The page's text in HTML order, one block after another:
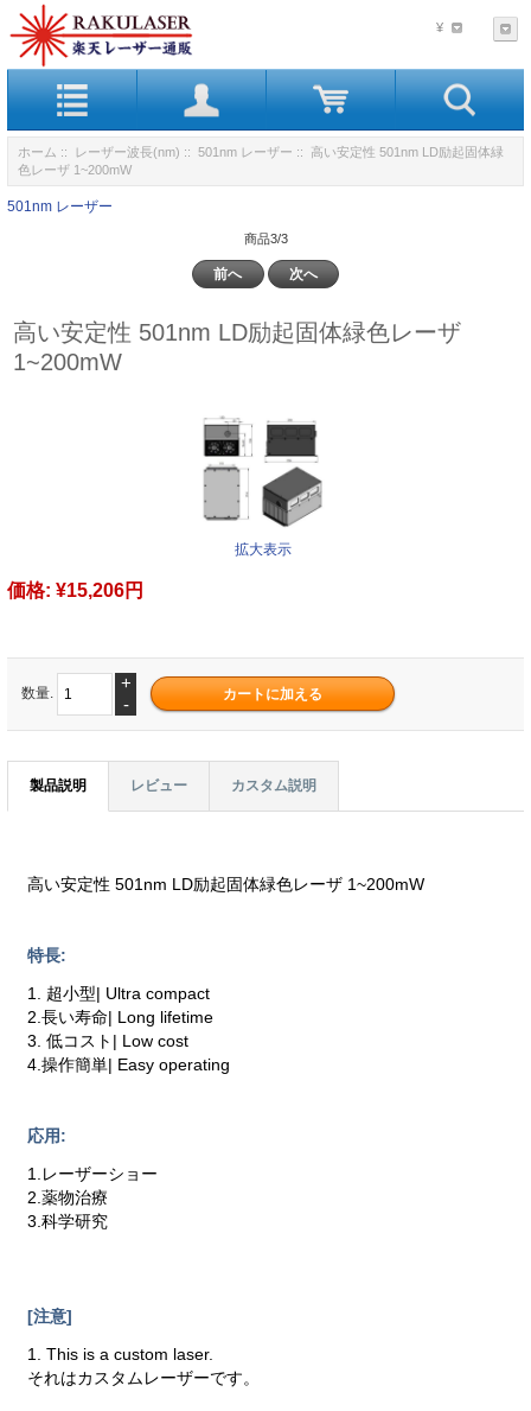
¥
ホーム :: レーザー波長(nm) :: 501nm レーザー :: 高い安定性 501nm LD励起固体緑
色レーザ 1~200mW
501nm レーザー
商品3/3
前へ 次へ
高い安定性 501nm LD励起固体緑色レーザ
1~200mW
拡大表示
価格: ¥15,206円
数量.
+
-
製品説明 レビュー カスタム説明
高い安定性 501nm LD励起固体緑色レーザ 1~200mW
特長:
1. 超小型| Ultra compact
2.長い寿命| Long lifetime
3. 低コスト| Low cost
4.操作簡単| Easy operating
応用:
1.レーザーショー
2.薬物治療
3.科学研究
[注意]
1. This is a custom laser.
それはカスタムレーザーです。